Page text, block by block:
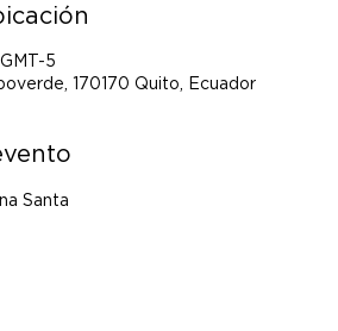
5
170170 Quito, Ecuador
Santa